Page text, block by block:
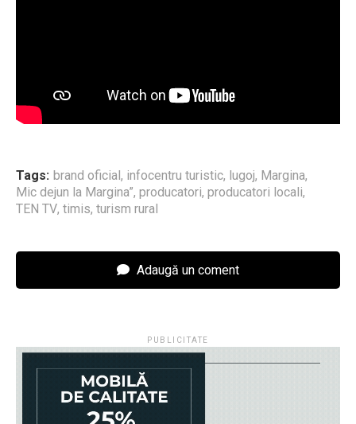
Tags: brand oficial, infocentru turistic, lugoj, Margina,
Mic dejun la Margina”, producatori, producatori locali,
TEN TV, timis, turism rural
Adaugă un coment
PUBLICITATE